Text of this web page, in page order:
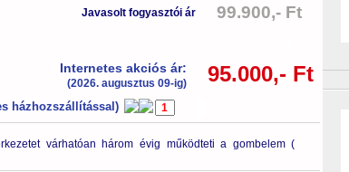
Javasolt fogyasztói ár 99.900,- Ft
Internetes akciós ár:
(2026. augusztus 09-ig) 95.000,- Ft
házhozszállítással)
várhatóan három évig működteti a gombelem (